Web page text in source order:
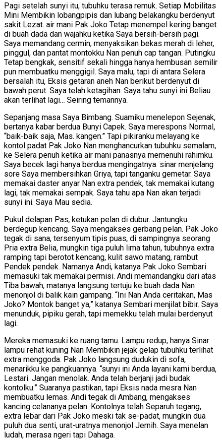
Pagi setelah sunyi itu, tubuhku terasa remuk. Setiap Mobilitas
Mini Membikin lobangpipis dan lubang belakangku berdenyut
sakit Lezat. air mani Pak Joko Tetap menempel kering banget
di buah dada dan wajahku ketika Saya bersih-bersih pagi.
Saya memandang cermin, menyaksikan bekas merah di leher,
pinggul, dan pantat montokku Nan penuh cap tangan. Putingku
Tetap bengkak, sensitif sekali hingga hanya hembusan semilir
pun membuatku menggigil. Saya malu, tapi di antara Selera
bersalah itu, Eksis getaran aneh Nan berikut berdenyut di
bawah perut. Saya telah ketagihan. Saya tahu sunyi ini Beliau
akan terlihat lagi… Seiring temannya.
Sepanjang masa Saya Bimbang. Suamiku menelepon Sejenak,
bertanya kabar berdua Bunyi Capek. Saya merespons Normal,
“baik-baik saja, Mas. kangen.” Tapi pikiranku melayang ke
kontol padat Pak Joko Nan menghancurkan tubuhku semalam,
ke Selera penuh ketika air mani panasnya memenuhi rahimku.
Saya becek lagi hanya berdua mengingatnya. sinar menjelang
sore Saya membersihkan Griya, tapi tanganku gemetar. Saya
memakai daster anyar Nan extra pendek, tak memakai kutang
lagi, tak memakai sempak. Saya tahu apa Nan akan terjadi
sunyi ini. Saya Mau sedia.
Pukul delapan Pas, ketukan pelan di dubur. Jantungku
berdegup kencang. Saya mengakses gerbang pelan. Pak Joko
tegak di sana, tersenyum tipis puas, di sampingnya seorang
Pria extra Belia, mungkin tiga puluh lima tahun, tubuhnya extra
ramping tapi berotot kencang, kulit sawo matang, rambut
Pendek pendek. Namanya Andi, katanya Pak Joko Sembari
memasuki tak memakai permisi. Andi memandangku dari atas
Tiba bawah, matanya langsung tertuju ke buah dada Nan
menonjol di balik kain gampang. “Ini Nan Anda ceritakan, Mas
Joko? Montok banget ya,” katanya Sembari menjilat bibir. Saya
menunduk, pipiku gerah, tapi memekku telah mulai berdenyut
lagi.
Mereka memasuki ke ruang tamu. Lampu redup, hanya Sinar
lampu rehat kuning Nan Membikin jejak gelap tubuhku terlihat
extra menggoda. Pak Joko langsung dudukin di sofa,
menarikku ke pangkuannya. “sunyi ini Anda layani kami berdua,
Lestari. Jangan menolak. Anda telah berjanji jadi budak
kontolku.” Suaranya pastikan, tapi Eksis nada mesra Nan
membuatku lemas. Andi tegak di Ambang, mengakses
kancing celananya pelan. Kontolnya telah Separuh tegang,
extra lebar dari Pak Joko meski tak se-padat, mungkin dua
puluh dua senti, urat-uratnya menonjol Jernih. Saya menelan
ludah, merasa ngeri tapi Dahaga.